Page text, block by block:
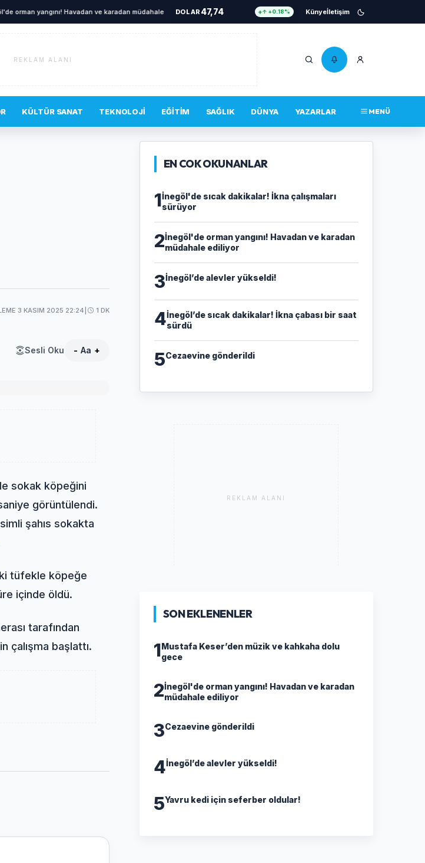
yangını! Havadan ve karadan müdahale ediliyor Cezaevine gönderildi İnegöl’de alevler yükseldi!• Yavru kedi için
DOLAR 47,74 ↑ +0.18% Künyeİletişim
REKLAM ALANI
KÜLTÜR SANAT TEKNOLOJI EĞITIM SAĞLIK DÜNYA YAZARLAR MENÜ
3 KASIM 2025 22:24 1 DK
Sesli Oku - Aa +
sokak köpeğini
görüntülendi.
şahıs sokakta
tüfekle köpeğe
içinde öldü.
tarafından
çalışma başlattı.
EN COK OKUNANLAR
1İnegöl'de sıcak dakikalar! İkna çalışmaları
sürüyor
2İnegöl'de orman yangını! Havadan ve karadan
müdahale ediliyor
3İnegöl’de alevler yükseldi!
4İnegöl’de sıcak dakikalar! İkna çabası bir saat
sürdü
5Cezaevine gönderildi
REKLAM ALANI
SON EKLENENLER
1Mustafa Keser’den müzik ve kahkaha dolu
gece
2İnegöl'de orman yangını! Havadan ve karadan
müdahale ediliyor
3Cezaevine gönderildi
4İnegöl’de alevler yükseldi!
5Yavru kedi için seferber oldular!